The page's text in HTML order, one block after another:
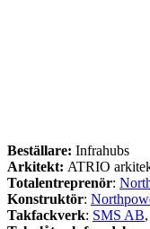
Beställare: Infrahubs
Arkitekt: ATRIO
Totalentreprenör:
Konstruktör:
Takfackverk: SMS AB,